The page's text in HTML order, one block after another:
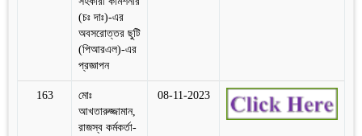
(চঃ দাঃ)-এর
অবসরোত্তর ছুটি
(পিআরএল)-এর
প্রজ্ঞাপন
163
মোঃ
আখতারুজ্জামান,
রাজস্ব কর্মকর্তা-
08-11-2023